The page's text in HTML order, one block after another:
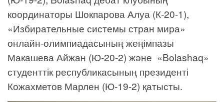
координаторы Шокпарова Алуа (К-20-1),
«Избирательные системы стран мира»
онлайн-олимпиадасының жеңімпазы
Макашева Айжан (Ю-20-2) және «Bolashaq»
студенттік республикасының президенті
Кожахметов Марлен (Ю-19-2) қатысты.